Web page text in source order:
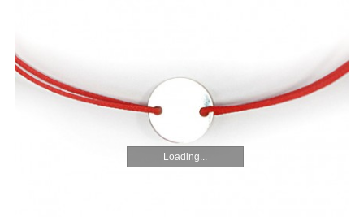
SETURI BRATARI
COLECTII BRATARI
Loading...